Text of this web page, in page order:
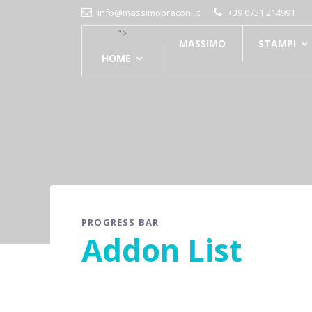
info@massimobraconi.it +39 0731 214991
">
HOME
MASSIMO STAMPI
PROGRESS BAR
Addon List